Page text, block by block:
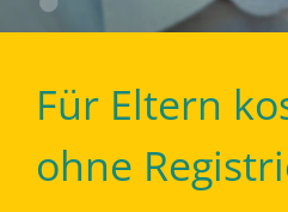
Für Eltern
ohne